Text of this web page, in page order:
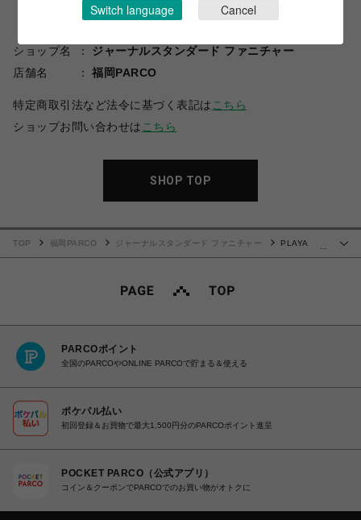
ショップ名
ジャーナルスタンダード ファニチャー
店舗名
福岡PARCO
特定商取引法など法令に基づく表記は こちら
ショップお問い合わせは こちら
SHOP TOP
TOP 福岡PARCO ジャーナルスタンダード ファニチャー
PLAYA
PARCOポイント
全国のPARCOやONLINE PARCOで貯まる＆使える
ポケパル払い
初回登録＆お買物で最大1,500円分のPARCOポイント進呈
POCKET PARCO（公式アプリ）
コイン＆クーポンでPARCOでのお買い物がオトクに
Switch language Cancel